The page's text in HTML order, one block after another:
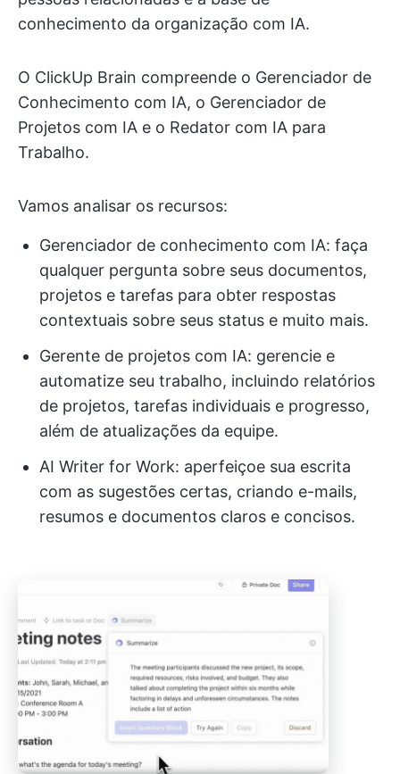
conhecimento da organização com IA.
O ClickUp Brain compreende o Gerenciador de
Conhecimento com IA, o Gerenciador de
Projetos com IA e o Redator com IA para
Trabalho.
Vamos analisar os recursos:
Gerenciador de conhecimento com IA: faça
qualquer pergunta sobre seus documentos,
projetos e tarefas para obter respostas
contextuais sobre seus status e muito mais.
Gerente de projetos com IA: gerencie e
automatize seu trabalho, incluindo relatórios
de projetos, tarefas individuais e progresso,
além de atualizações da equipe.
AI Writer for Work: aperfeiçoe sua escrita
com as sugestões certas, criando e-mails,
resumos e documentos claros e concisos.